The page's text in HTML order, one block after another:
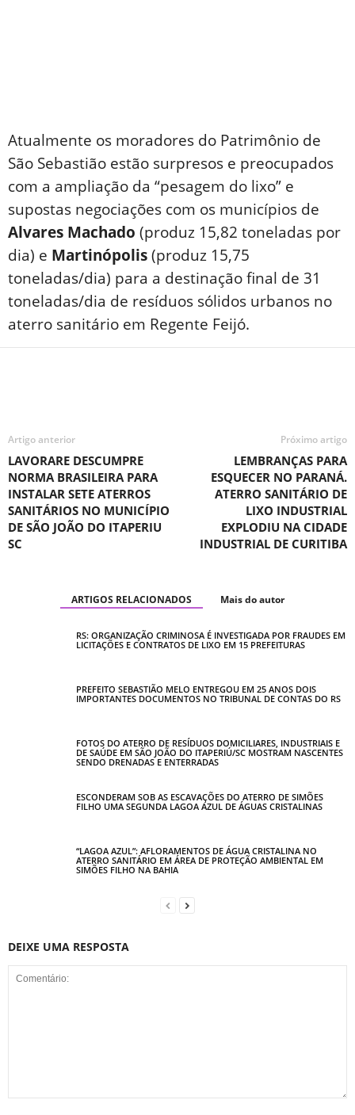
Atualmente os moradores do Patrimônio de
São Sebastião estão surpresos e preocupados
com a ampliação da “pesagem do lixo” e
supostas negociações com os municípios de
Alvares Machado (produz 15,82 toneladas por
dia) e Martinópolis(produz 15,75
toneladas/dia) para a destinação final de 31
toneladas/dia de resíduos sólidos urbanos no
aterro sanitário em Regente Feijó.
Artigo anterior
LAVORARE DESCUMPRE
NORMA BRASILEIRA PARA
INSTALAR SETE ATERROS
SANITÁRIOS NO MUNICÍPIO
DE SÃO JOÃO DO ITAPERIU
SC
Próximo artigo
LEMBRANÇAS PARA
ESQUECER NO PARANÁ.
ATERRO SANITÁRIO DE
LIXO INDUSTRIAL
EXPLODIU NA CIDADE
INDUSTRIAL DE CURITIBA
ARTIGOS RELACIONADOS Mais do autor
RS: ORGANIZAÇÃO CRIMINOSA É INVESTIGADA POR FRAUDES EM
LICITAÇÕES E CONTRATOS DE LIXO EM 15 PREFEITURAS
PREFEITO SEBASTIÃO MELO ENTREGOU EM 25 ANOS DOIS
IMPORTANTES DOCUMENTOS NO TRIBUNAL DE CONTAS DO RS
FOTOS DO ATERRO DE RESÍDUOS DOMICILIARES, INDUSTRIAIS E
DE SAÚDE EM SÃO JOÃO DO ITAPERIÚ/SC MOSTRAM NASCENTES
SENDO DRENADAS E ENTERRADAS
ESCONDERAM SOB AS ESCAVAÇÕES DO ATERRO DE SIMÕES
FILHO UMA SEGUNDA LAGOA AZUL DE ÁGUAS CRISTALINAS
“LAGOA AZUL”: AFLORAMENTOS DE ÁGUA CRISTALINA NO
ATERRO SANITÁRIO EM ÁREA DE PROTEÇÃO AMBIENTAL EM
SIMÕES FILHO NA BAHIA
DEIXE UMA RESPOSTA